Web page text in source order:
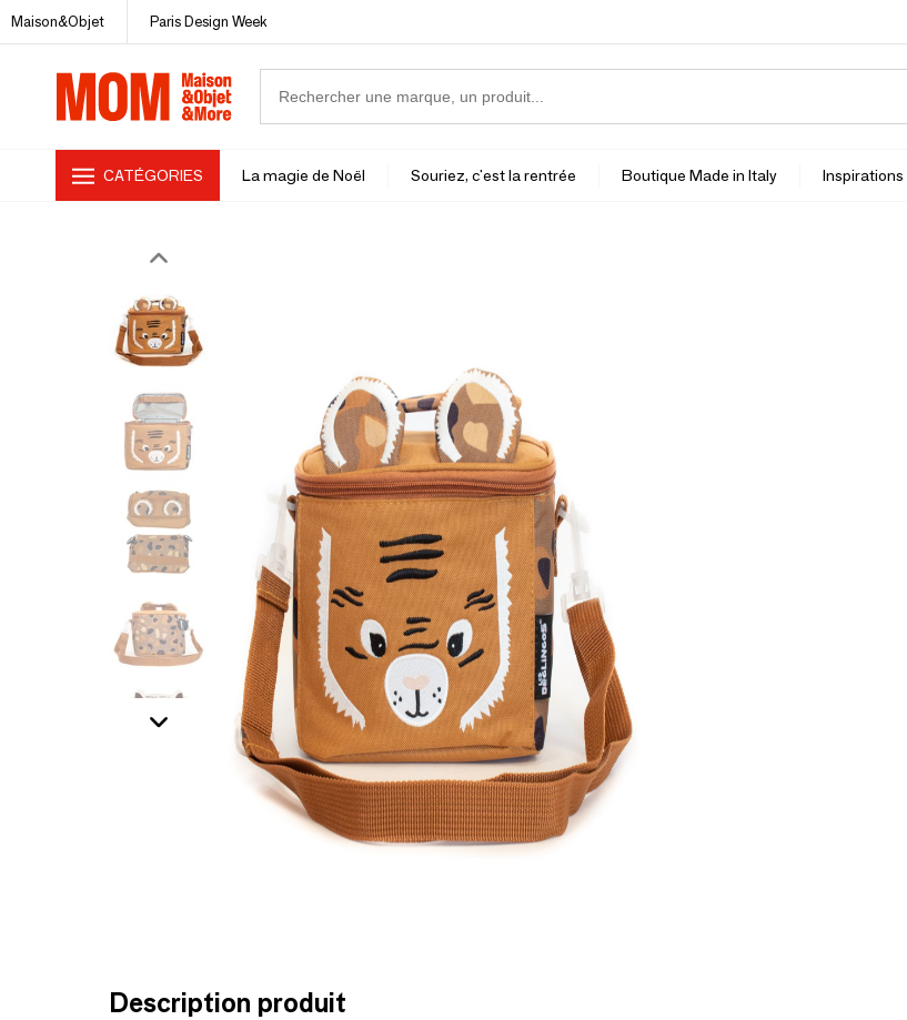
Maison&Objet Paris Design Week
CATÉGORIES La magie de Noël Souriez, c'est la rentrée Boutique Made in Italy Inspirations
Description produit